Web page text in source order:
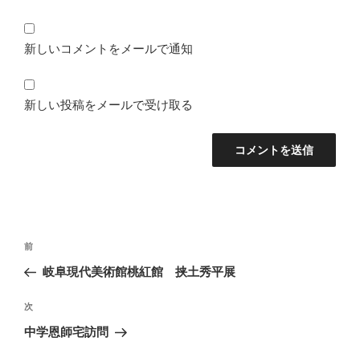
新しいコメントをメールで通知
新しい投稿をメールで受け取る
稿
ナ
ゲ
ー
前
の
稿
前
岐阜現代美術館桃紅館 挟土秀平展
次
の
次
中学恩師宅訪問